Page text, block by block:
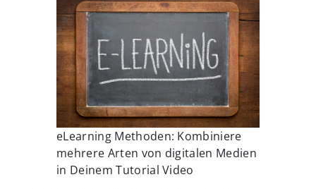
eLearning Methoden: Kombiniere
mehrere Arten von digitalen Medien
in Deinem Tutorial Video